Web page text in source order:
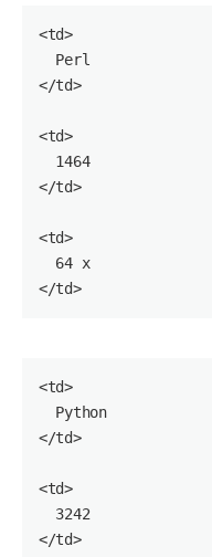
<td>
  Perl
</td>
<td>
1464
</td>
<td>
64 x
</td >
<td>
  Python
</td>
<td>
3242
</td>